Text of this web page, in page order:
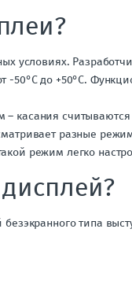
условиях.
50°C до +50°C.
касания
разные
режим легко
типа